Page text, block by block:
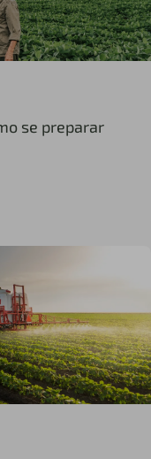
se preparar